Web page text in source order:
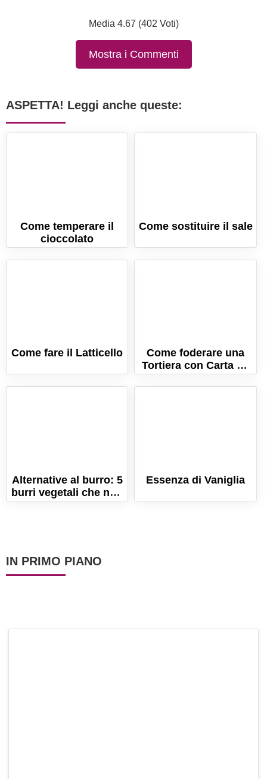
Media 4.67 (402 Voti)
Mostra i Commenti
ASPETTA! Leggi anche queste:
Come temperare il
cioccolato
Come sostituire il sale
Come fare il Latticello
Come foderare una
Tortiera con Carta da
Forno
Alternative al burro: 5
burri vegetali che non
ti aspetti!
Essenza di Vaniglia
IN PRIMO PIANO